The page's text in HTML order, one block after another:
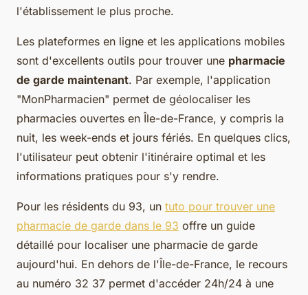
l'établissement le plus proche.
Les plateformes en ligne et les applications mobiles
sont d'excellents outils pour trouver une pharmacie
de garde maintenant. Par exemple, l'application
"MonPharmacien" permet de géolocaliser les
pharmacies ouvertes en Île-de-France, y compris la
nuit, les week-ends et jours fériés. En quelques clics,
l'utilisateur peut obtenir l'itinéraire optimal et les
informations pratiques pour s'y rendre.
Pour les résidents du 93, un tuto pour trouver une
pharmacie de garde dans le 93 offre un guide
détaillé pour localiser une pharmacie de garde
aujourd'hui. En dehors de l'Île-de-France, le recours
au numéro 32 37 permet d'accéder 24h/24 à une